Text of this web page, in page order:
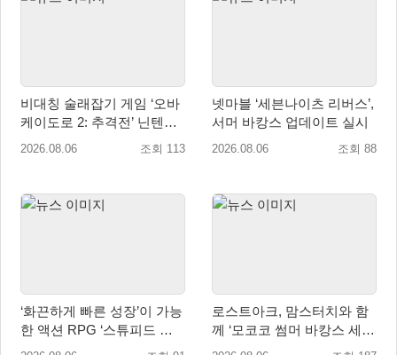
비대칭 술래잡기 게임 ‘오바
케이도로 2: 추격전’ 닌텐도
eShop 출시
2026.08.06 조회 113
넷마블 ‘세븐나이츠 리버스’,
서머 바캉스 업데이트 실시
2026.08.06 조회 88
‘화끈하게 빠른 성장’이 가능
한 액션 RPG ‘스튜피드 네
버 다이즈’ 패키지판 예약판
로스트아크, 맘스터치와 함
께 ‘모코코 썸머 바캉스 세
트’ 출시